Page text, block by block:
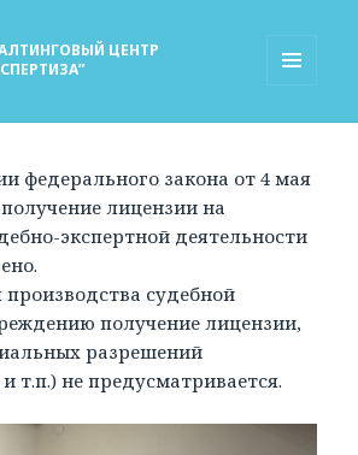
ЦЕНТР
федерального закона от 4 мая
лицензии на
экспертной деятельности
судебной
получение лицензии,
разрешений
т.п.) не предусматривается.